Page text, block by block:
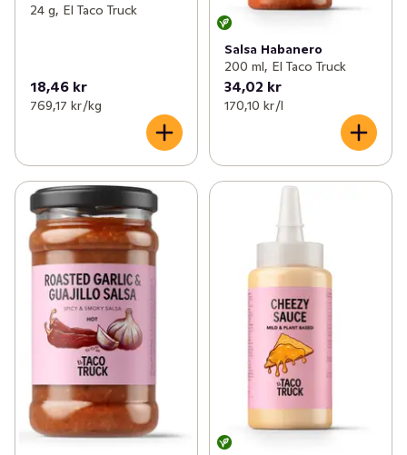
24 g, El Taco Truck
18,46 kr
769,17 kr /kg
Salsa Habanero
200 ml, El Taco Truck
34,02 kr
170,10 kr /l